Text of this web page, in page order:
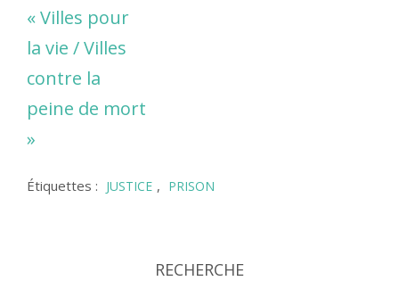
« Villes pour
la vie / Villes
contre la
peine de mort
»
Étiquettes : JUSTICE , PRISON
RECHERCHE